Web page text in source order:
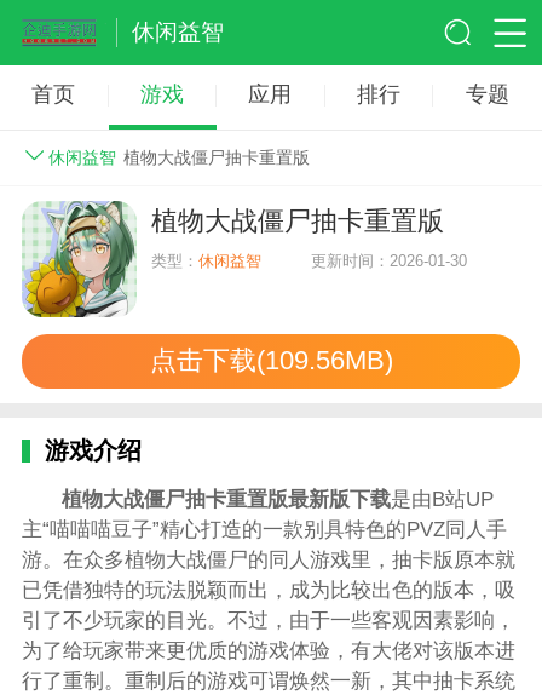
休闲益智
首页 游戏 应用 排行 专题
休闲益智 植物大战僵尸抽卡重置版
植物大战僵尸抽卡重置版
类型：休闲益智 更新时间：2026-01-30
点击下载(109.56MB)
游戏介绍
植物大战僵尸抽卡重置版最新版下载是由B站UP
主“喵喵喵豆子”精心打造的一款别具特色的PVZ同人手
游。在众多植物大战僵尸的同人游戏里，抽卡版原本就
已凭借独特的玩法脱颖而出，成为比较出色的版本，吸
引了不少玩家的目光。不过，由于一些客观因素影响，
为了给玩家带来更优质的游戏体验，有大佬对该版本进
行了重制。重制后的游戏可谓焕然一新，其中抽卡系统